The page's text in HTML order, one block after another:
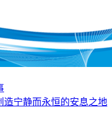
造宁静而永恒的安息之地